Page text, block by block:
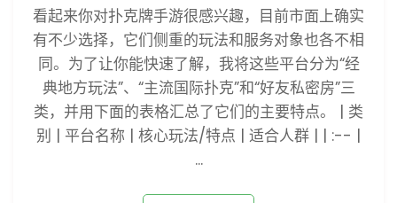
看起来你对扑克牌手游很感兴趣，目前市面上确实
有不少选择，它们侧重的玩法和服务对象也各不相
同。为了让你能快速了解，我将这些平台分为“经
典地方玩法”、“主流国际扑克”和“好友私密房”三
类，并用下面的表格汇总了它们的主要特点。 | 类
别 | 平台名称 | 核心玩法/特点 | 适合人群 | | :-- |
...